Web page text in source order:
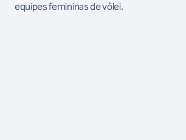
equipes femininas de vôlei.